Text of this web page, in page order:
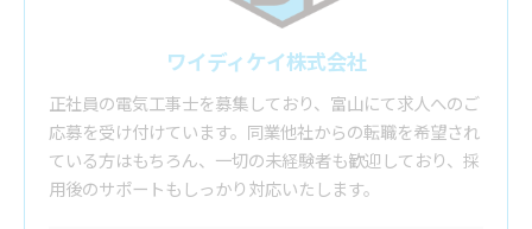
ワイディケイ株式会社
正社員の電気工事士を募集しており、富山にて求人へのご
応募を受け付けています。同業他社からの転職を希望され
ている方はもちろん、一切の未経験者も歓迎しており、採
用後のサポートもしっかり対応いたします。